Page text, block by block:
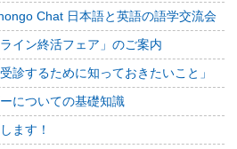
Chat 日本語と英語の語学交流会
イン終活フェア」のご案内
診するために知っておきたいこと」
についての基礎知識
ます！